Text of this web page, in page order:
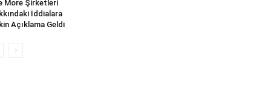
More Şirketleri
İddialara
Açıklama Geldi